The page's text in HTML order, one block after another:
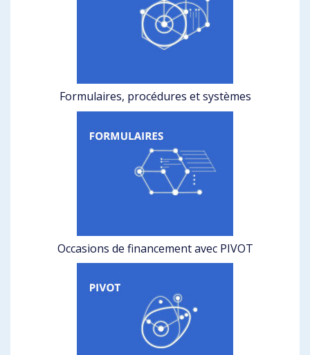
Formulaires, procédures et systèmes
Occasions de financement avec PIVOT